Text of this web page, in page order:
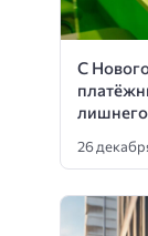
С
лишнего
26